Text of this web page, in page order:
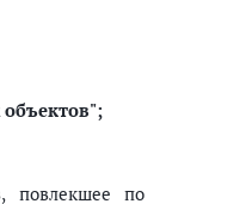
повлекшее по